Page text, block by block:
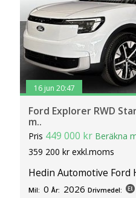
16 jun 20:47
Ford Explorer RWD
m..
Pris 449 000 kr Beräkna
359 200 kr exkl.moms
Hedin Automotive Ford
Mil: 0 År: 2026 Drivmedel: